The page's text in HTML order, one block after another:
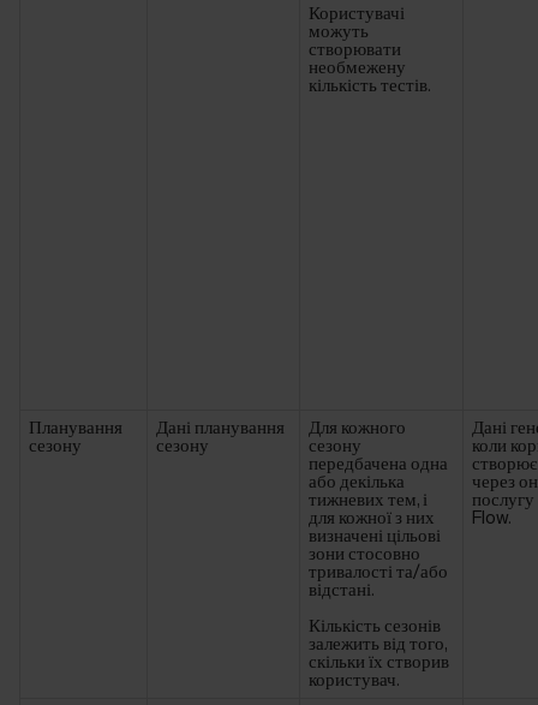
Користувачі
можуть
створювати
необмежену
кількість тестів.
Планування
сезону
Дані планування
сезону
Для кожного
сезону
передбачена одна
або декілька
тижневих тем, і
для кожної з них
визначені цільові
зони стосовно
тривалості та/або
відстані.
Кількість сезонів
залежить від того,
скільки їх створив
користувач.
Дані
коли
через
Flow.